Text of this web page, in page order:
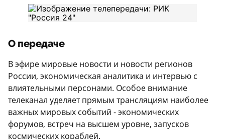
О передаче
В эфире мировые новости и новости регионов
России, экономическая аналитика и интервью с
влиятельными персонами. Особое внимание
телеканал уделяет прямым трансляциям наиболее
важных мировых событий - экономических
форумов, встреч на высшем уровне, запусков
космических кораблей.